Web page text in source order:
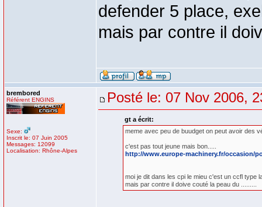
defender 5 place,
mais par contre il
brembored
Référent ENGINS
Sexe:
Inscrit le: 07 Juin 2005
Messages: 12099
Localisation: Rhône-Alpes
Posté le: 07 Nov 2006,
gt a écrit:
meme avec peu de buudget on peut avoir des
c'est pas tout jeune mais bon.....
http://www.europe-machinery.fr/occasion/
moi je dit dans les cpi le mieu c'est un ccfl type
mais par contre il doive couté la peau du .........